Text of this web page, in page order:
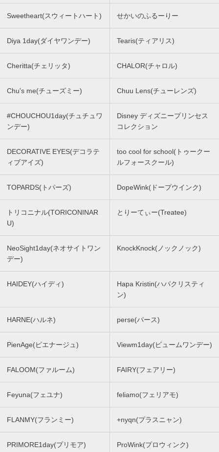
Sweetheart(スウィートハート) せかいのふるーりー
Diya 1day(ダイヤワンデー) Tearis(ティアリス)
Cheritta(チェリッタ) CHALOR(チャロル)
Chu's me(チューズミー) Chuu Lens(チューレンズ)
#CHOUCHOU1day(チュチュワ
ンデー)
Disney ディズニープリンセス
コレクション
DECORATIVE EYES(デコラテ
ィブアイズ)
too cool for school(トゥークー
ルフォースクール)
TOPARDS(トパーズ) DopeWink(ドープウインク)
トリコニナル(TORICONINAR
U)
とりーてぃー(Treatee)
NeoSight1day(ネオサイトワン
デー)
KnockKnock(ノックノック)
HAIDEY(ハイディ)
Hapa Kristin(ハパクリスティ
ン)
HARNE(ハルネ) perse(パース)
PienAge(ピエナージュ) Viewm1day(ビュームワンデー)
FALOOM(ファルーム) FAIRY(フェアリー)
Feyuna(フェユナ) feliamo(フェリアモ)
FLANMY(フランミー) +nyqn(プラスニャン)
PRIMORE1day(プリモア) ProWink(プロウィンク)